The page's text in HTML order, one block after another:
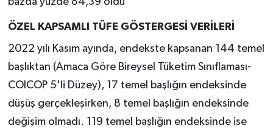
ÖZEL KAPSAMLI TÜFE GÖSTERGESİ VERİLERİ
2022 yılı Kasım ayında, endekste kapsanan 144 temel
başlıktan (Amaca Göre Bireysel Tüketim Sınıflaması-
COICOP 5'li Düzey), 17 temel başlığın endeksinde
düşüş gerçekleşirken, 8 temel başlığın endeksinde
değişim olmadı. 119 temel başlığın endeksinde ise